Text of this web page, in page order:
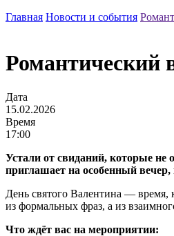
Главная Новости и события
Романтический
Дата
15.02.2026
Время
17:00
Устали от свиданий, которые не
приглашает на особенный
День святого Валентина — время,
из формальных фраз, а из
Что ждёт вас на мероприятии: